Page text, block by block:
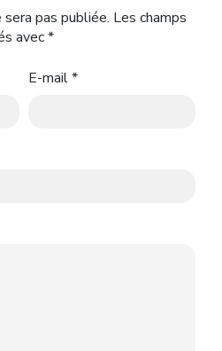
pas publiée. Les champs
avec*
E-mail*